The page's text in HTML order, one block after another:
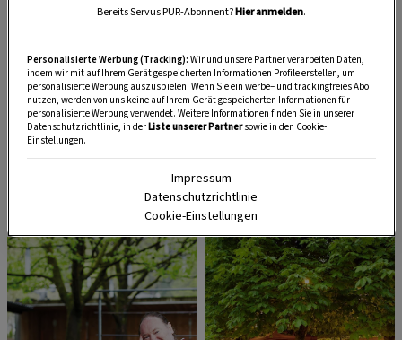
Bereits Servus PUR-Abonnent?Hier anmelden.
Personalisierte Werbung (Tracking): Wir und unsere Partner verarbeiten Daten,
indem wir mit auf Ihrem Gerät gespeicherten Informationen Profile erstellen, um
personalisierte Werbung auszuspielen. Wenn Sie ein werbe– und trackingfreies Abo
nutzen, werden von uns keine auf Ihrem Gerät gespeicherten Informationen für
personalisierte Werbung verwendet. Weitere Informationen finden Sie in unserer
Datenschutzrichtlinie, in derListe unserer Partnersowie in den Cookie-
Einstellungen.
Impressum
Datenschutzrichtlinie
Cookie-Einstellungen